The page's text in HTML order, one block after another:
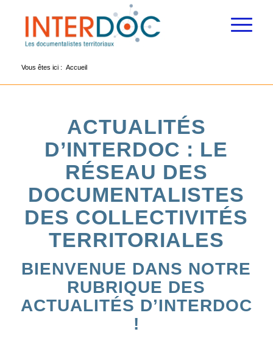
Vous êtes ici : Accueil
ACTUALITÉS
D’INTERDOC : LE
RÉSEAU DES
DOCUMENTALISTES
DES COLLECTIVITÉS
TERRITORIALES
BIENVENUE DANS NOTRE
RUBRIQUE DES
ACTUALITÉS D’INTERDOC
!